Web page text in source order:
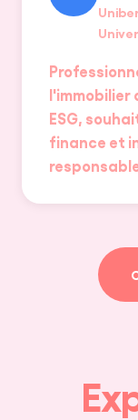
l'immobilier
ESG,
finance et